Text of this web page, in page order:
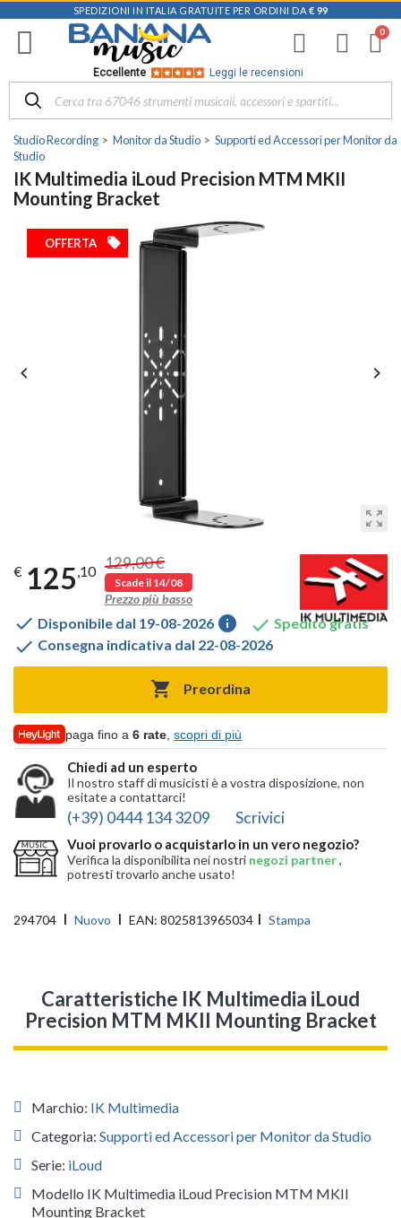
SPEDIZIONI IN ITALIA GRATUITE PER ORDINI DA € 99
Eccellente Leggi le recensioni
Studio Recording Monitor da Studio
Supporti ed Accessori per Monitor da
Studio
IK Multimedia iLoud Precision MTM MKII
Mounting Bracket
OFFERTA local_offer
zoom_out_map
 
€ 125 ,10 129,00 €
Scade il 14/08
Prezzo più basso
 Disponibile dal 19-08-2026 info  Spedito gratis
 Consegna indicativa dal 22-08-2026
 Preordina
paga fino a6 rate ,scopri di più
Chiedi ad un esperto
Il nostro staff di musicisti è a vostra disposizione, non
esitate a contattarci!
(+39) 0444 134 3209 Scrivici
Vuoi provarlo o acquistarlo in un vero negozio?
Verifica la disponibilita nei nostri negozi partner,
potresti trovarlo anche usato!
294704 Nuovo EAN: 8025813965034 Stampa
Caratteristiche IK Multimedia iLoud
Precision MTM MKII Mounting Bracket
Marchio: IK Multimedia
Categoria: Supporti ed Accessori per Monitor da Studio
Serie: iLoud
Modello IK Multimedia iLoud Precision MTM MKII
Mounting Bracket